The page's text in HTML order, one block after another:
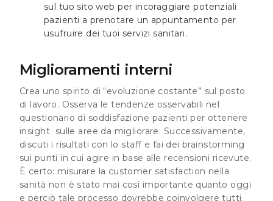
sul tuo sito web per incoraggiare potenziali
pazienti a prenotare un appuntamento per
usufruire dei tuoi servizi sanitari.
Miglioramenti interni
Crea uno spirito di “evoluzione costante” sul posto
di lavoro. Osserva le tendenze osservabili nel
questionario di soddisfazione pazienti per ottenere
insight sulle aree da migliorare. Successivamente,
discuti i risultati con lo staff e fai dei brainstorming
sui punti in cui agire in base alle recensioni ricevute.
È certo: misurare la customer satisfaction nella
sanità non è stato mai così importante quanto oggi
e perciò tale processo dovrebbe coinvolgere tutti.